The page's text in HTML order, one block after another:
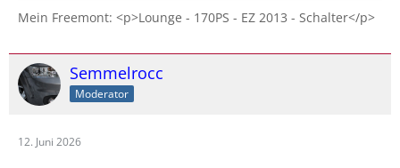
Mein Freemont: <p>Lounge - 170PS - EZ 2013 - Schalter</p>
Semmelrocc
Moderator
12. Juni 2026